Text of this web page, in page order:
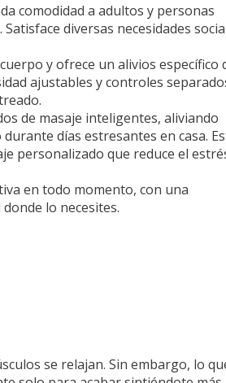
comodidad a adultos y personas
diversas necesidades
y ofrece un alivios específico
ajustables y controles
de masaje inteligentes, aliviando
días estresantes en casa.
personalizado que reduce el
en todo momento, con una
lo necesites.
se relajan. Sin embargo, lo